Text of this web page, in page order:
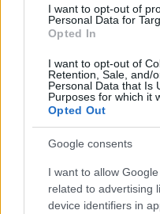
I want to opt-out of
Personal Data for
Opted In
I want to opt-out of
Retention, Sale, and/
Personal Data that Is
Purposes for which it
Opted Out
Google consents
I want to allow
related to advertising
device identifiers in
Απόκριες και
Αττικής
14-15 Μαρτίου 2021.
τις παρακολουθήσουν
της Περιφέρειας
και στο: youtube.com/